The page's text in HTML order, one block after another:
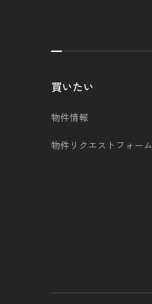
買いたい
物件情報
物件リクエストフォーム